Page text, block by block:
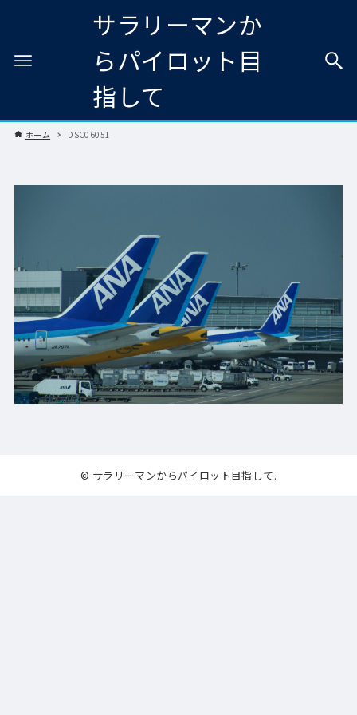
サラリーマンか
らパイロット目
指して
ホーム DSC06051
© サラリーマンからパイロット目指して.